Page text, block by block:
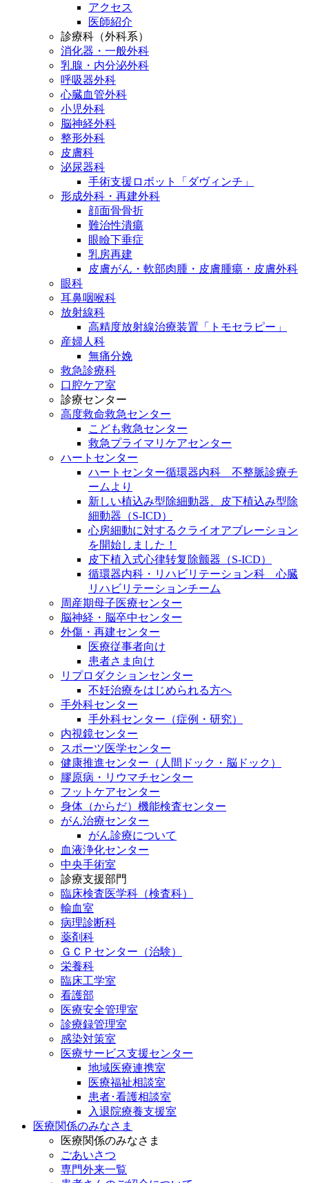
アクセス
医師紹介
診療科（外科系）
消化器・一般外科
乳腺・内分泌外科
呼吸器外科
心臓血管外科
小児外科
脳神経外科
整形外科
皮膚科
泌尿器科
手術支援ロボット「ダヴィンチ」
形成外科・再建外科
顔面骨骨折
難治性潰瘍
眼瞼下垂症
乳房再建
皮膚がん・軟部肉腫・皮膚腫瘍・皮膚外科
眼科
耳鼻咽喉科
放射線科
高精度放射線治療装置「トモセラピー」
産婦人科
無痛分娩
救急診療科
口腔ケア室
診療センター
高度救命救急センター
こども救急センター
救急プライマリケアセンター
ハートセンター
ハートセンター循環器内科 不整脈診療チ
ームより
新しい植込み型除細動器、皮下植込み型除
細動器（S-ICD）
心房細動に対するクライオアブレーション
を開始しました！
皮下植入式心律转复除颤器（S-ICD）
循環器内科・リハビリテーション科 心臓
リハビリテーションチーム
周産期母子医療センター
脳神経・脳卒中センター
外傷・再建センター
医療従事者向け
患者さま向け
リプロダクションセンター
不妊治療をはじめられる方へ
手外科センター
手外科センター（症例・研究）
内視鏡センター
スポーツ医学センター
健康推進センター（人間ドック・脳ドック）
膠原病・リウマチセンター
フットケアセンター
身体（からだ）機能検査センター
がん治療センター
がん診療について
血液浄化センター
中央手術室
診療支援部門
臨床検査医学科（検査科）
輸血室
病理診断科
薬剤科
ＧＣＰセンター（治験）
栄養科
臨床工学室
看護部
医療安全管理室
診療録管理室
感染対策室
医療サービス支援センター
地域医療連携室
医療福祉相談室
患者･看護相談室
入退院療養支援室
医療関係のみなさま
医療関係のみなさま
ごあいさつ
専門外来一覧